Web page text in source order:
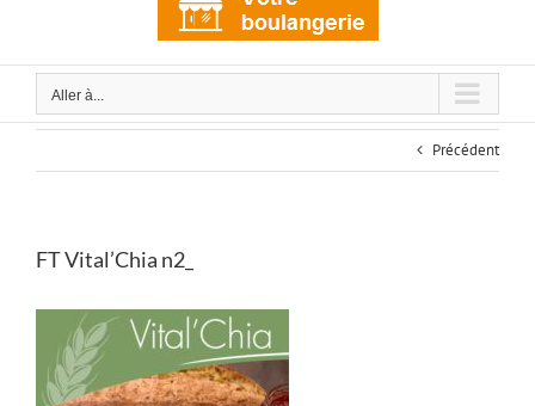
Aller à...
Précédent
FT Vital’Chia n2_